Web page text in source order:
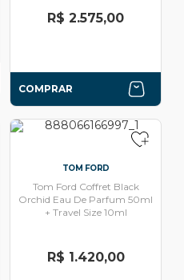
R$ 2.575,00
COMPRAR
TOM FORD
Tom Ford Coffret Black
Orchid Eau De Parfum 50ml
+ Travel Size 10ml
R$ 1.420,00